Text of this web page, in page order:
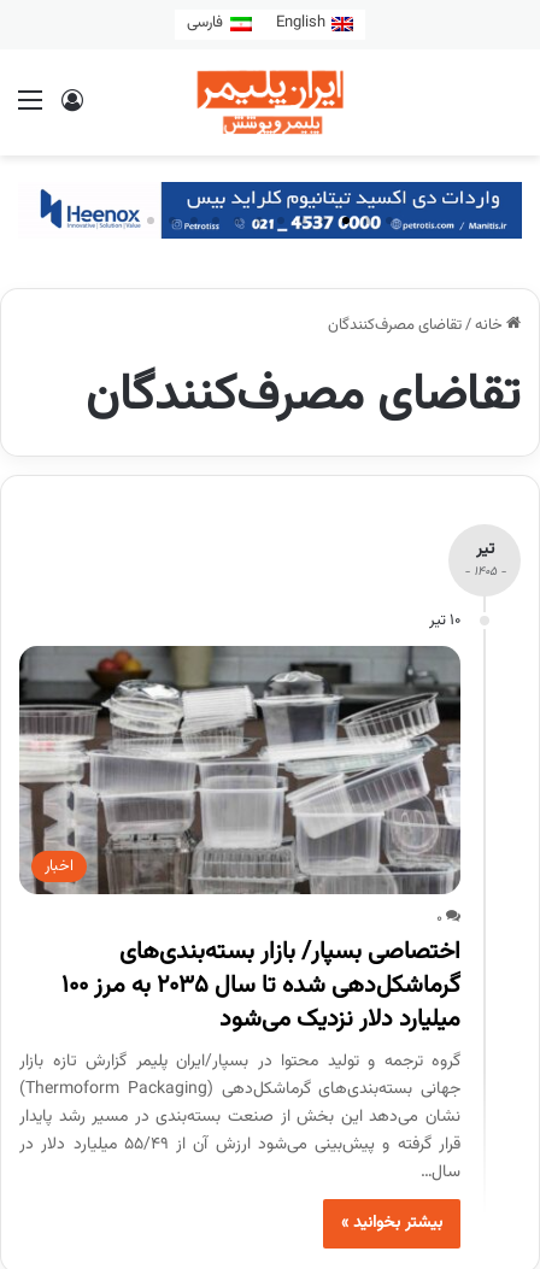
English فارسی
خانه/تقاضای مصرف‌کنندگان
تقاضای مصرف‌کنندگان
تیر
- 1405 -
10 تیر
اخبار
0
اختصاصی بسپار/ بازار بسته‌بندی‌های
گرماشکل‌دهی شده تا سال ۲۰۳۵ به مرز ۱۰۰
میلیارد دلار نزدیک می‌شود
گروه ترجمه و تولید محتوا در بسپار/ایران پلیمر گزارش تازه بازار
جهانی بسته‌بندی‌های گرماشکل‌دهی (Thermoform Packaging)
نشان می‌دهد این بخش از صنعت بسته‌بندی در مسیر رشد پایدار
قرار گرفته و پیش‌بینی می‌شود ارزش آن از ۵۵/۴۹ میلیارد دلار در
سال…
بیشتر بخوانید »